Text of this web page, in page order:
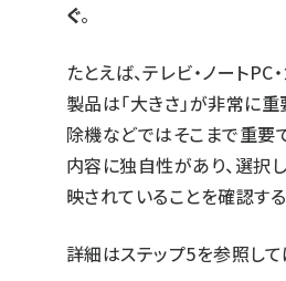
ぐ。
たとえば、テレビ・ノート
製品は「大きさ」が非常に
除機などではそこまで重要
内容に独自性があり、選択
映されていることを確認す
詳細はステップ5を参照して